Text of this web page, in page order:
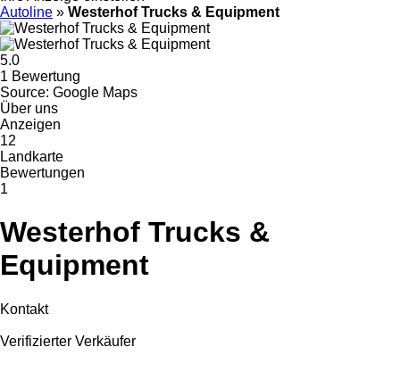
Autoline » Westerhof Trucks & Equipment
5.0
1 Bewertung
Source: Google Maps
Über uns
Anzeigen
12
Landkarte
Bewertungen
1
Westerhof Trucks &
Equipment
Kontakt
Verifizierter Verkäufer